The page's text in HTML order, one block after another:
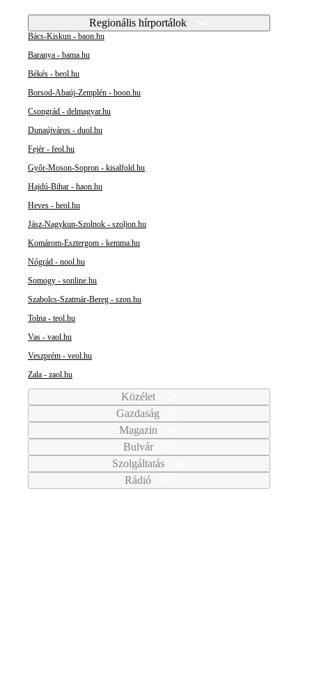
Regionális hírportálok
Bács-Kiskun - baon.hu
Baranya - bama.hu
Békés - beol.hu
Borsod-Abaúj-Zemplén - boon.hu
Csongrád - delmagyar.hu
Dunaújváros - duol.hu
Fejér - feol.hu
Győr-Moson-Sopron - kisalfold.hu
Hajdú-Bihar - haon.hu
Heves - heol.hu
Jász-Nagykun-Szolnok - szoljon.hu
Komárom-Esztergom - kemma.hu
Nógrád - nool.hu
Somogy - sonline.hu
Szabolcs-Szatmár-Bereg - szon.hu
Tolna - teol.hu
Vas - vaol.hu
Veszprém - veol.hu
Zala - zaol.hu
Közélet
Gazdaság
Magazin
Bulvár
Szolgáltatás
Rádió